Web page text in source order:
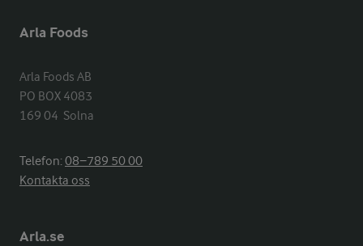
Arla Foods
Arla Foods AB
PO BOX 4083
169 04  Solna
Telefon:08−789 50 00
Kontakta oss
Arla.se